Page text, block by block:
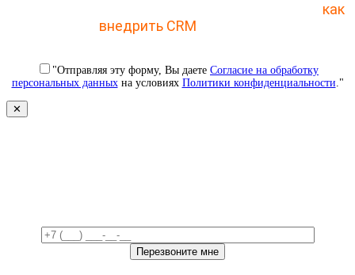
как
внедрить CRM
"Отправляя эту форму, Вы даете Согласие на обработку
персональных данныхна условиях Политики конфиденциальности."
✕